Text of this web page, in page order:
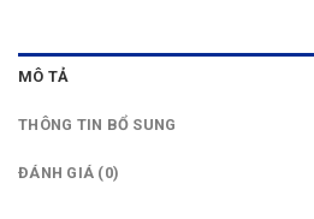
MÔ TẢ
THÔNG TIN BỔ SUNG
ĐÁNH GIÁ (0)